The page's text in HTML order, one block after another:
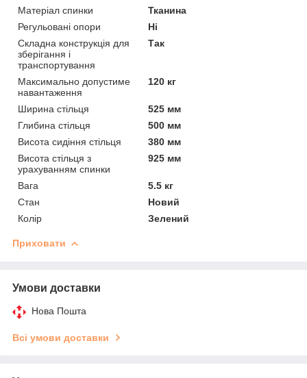
Матеріал спинки
Тканина
Регульовані опори
Ні
Складна конструкція для
зберігання і
транспортування
Так
Максимально допустиме
навантаження
120 кг
Ширина стільця
525 мм
Глибина стільця
500 мм
Висота сидіння стільця
380 мм
Висота стільця з
урахуванням спинки
925 мм
Вага
5.5 кг
Стан
Новий
Колір
Зелений
Приховати
Умови доставки
Нова Пошта
Всі умови доставки